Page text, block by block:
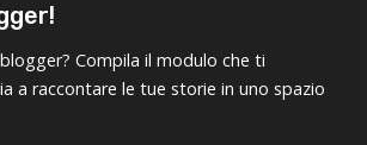
Compila il modulo che ti
a raccontare le tue storie in uno spazio